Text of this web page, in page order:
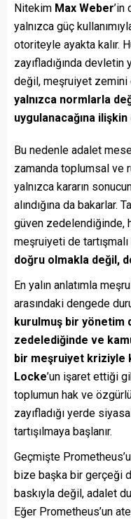
Nitekim Max Weber
yalnızca güç
otoriteyle ayakta kalır.
zayıfladığında
değil, meşruiyet zemini
yalnızca normlarla
uygulanacağına
Bu nedenle adalet
zamanda toplumsal ve
yalnızca kararın
alındığına da bakarlar.
güven zedelendiğinde,
meşruiyeti de
doğru olmakla değil,
En yalın anlatımla
arasındaki dengede
kurulmuş bir yönetim
zedelediğinde ve
bir meşruiyet kriziyle
Locke’un işaret ettiği
toplumun hak ve
zayıfladığı yerde
tartışılmaya başlanır.
Geçmişte
bize başka bir gerçeği
baskıyla değil, adalet
Eğer Prometheus’un